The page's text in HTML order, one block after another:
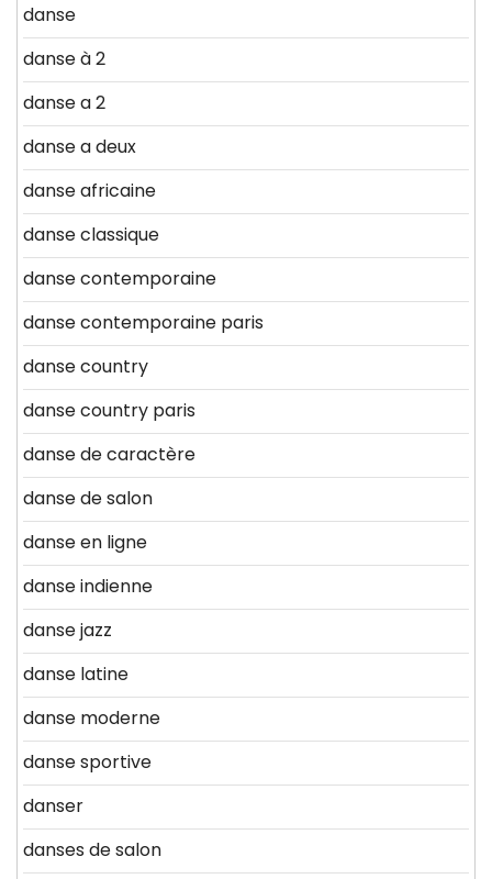
danse
danse à 2
danse a 2
danse a deux
danse africaine
danse classique
danse contemporaine
danse contemporaine paris
danse country
danse country paris
danse de caractère
danse de salon
danse en ligne
danse indienne
danse jazz
danse latine
danse moderne
danse sportive
danser
danses de salon